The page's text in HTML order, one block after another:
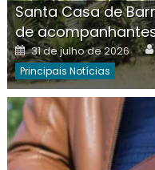
Santa Casa de
de
Posted
on
31 de julho de 2026
Principais Notícias